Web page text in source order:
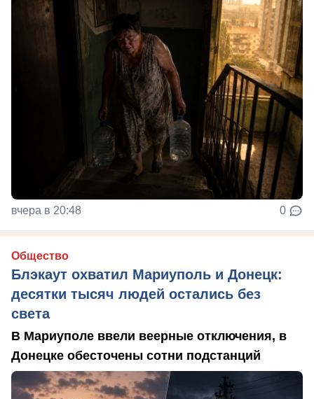
вчера в 20:48 0
Общество
Блэкаут охватил Мариуполь и Донецк:
десятки тысяч людей остались без
света
В Мариуполе ввели веерные отключения, в
Донецке обесточены сотни подстанций